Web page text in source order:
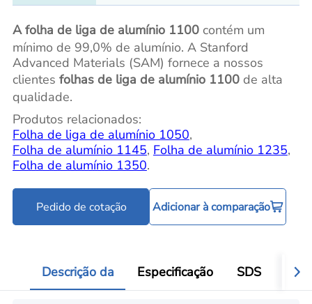
A folha de liga de alumínio 1100contém um
mínimo de 99,0% de alumínio. A Stanford
Advanced Materials (SAM) fornece a nossos
clientes folhas de liga de alumínio 1100de alta
qualidade.
Produtos relacionados:
Folha de liga de alumínio 1050,
Folha de alumínio 1145, Folha de alumínio 1235,
Folha de alumínio 1350.
Pedido de cotação Adicionar à comparação
Descrição da Especificação SDS